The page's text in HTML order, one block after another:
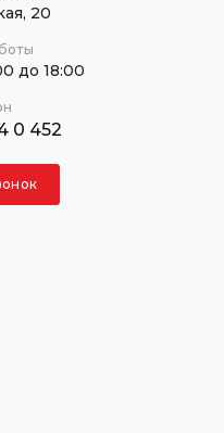
20
до 18:00
0 452